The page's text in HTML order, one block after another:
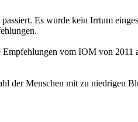
Es wurde kein Irrtum
vom IOM von 2011
der Menschen mit zu niedrigen